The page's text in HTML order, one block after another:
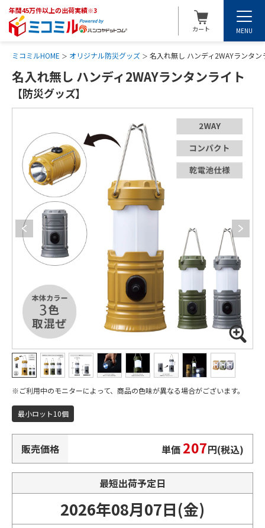
年間45万件以上の出荷実績※3
カート MENU
ミコミルHOME オリジナル防災グッズ 名入れ無し ハンディ2WAYランタ
名入れ無し ハンディ2WAYランタンライト
【防災グッズ】
ご利用中のモニターによって、商品の色味が異なる場合がございます。
最小ロット10個
販売価格 単価 207円(税込)
最短出荷予定日
2026年08月07日(金)